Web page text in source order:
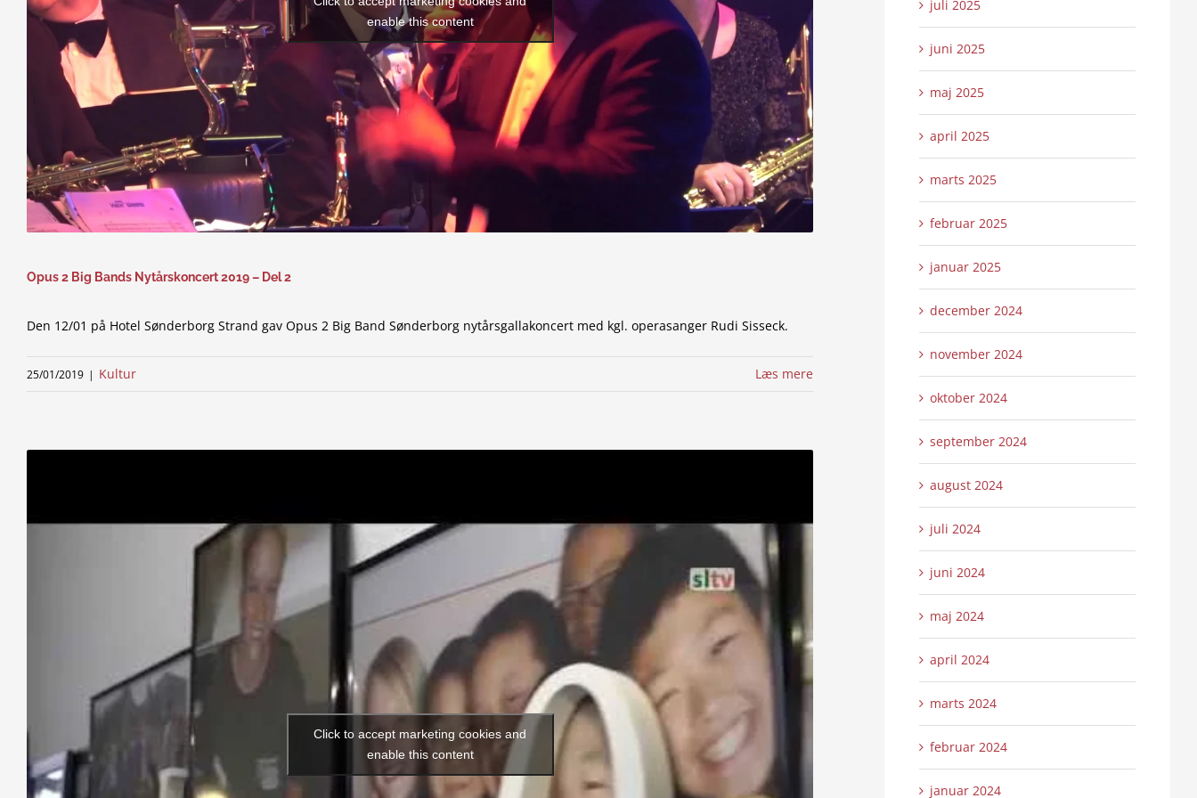
enable this content
Opus 2 Big Bands Nytårskoncert 2019 – Del 2
Den 12/01 på Hotel Sønderborg Strand gav Opus 2 Big Band Sønderborg nytårsgallakoncert med kgl. operasanger Rudi Sisseck.
25/01/2019 | Kultur Læs mere
Click to accept marketing cookies and
enable this content
juli 2025
juni 2025
maj 2025
april 2025
marts 2025
februar 2025
januar 2025
december 2024
november 2024
oktober 2024
september 2024
august 2024
juli 2024
juni 2024
maj 2024
april 2024
marts 2024
februar 2024
januar 2024